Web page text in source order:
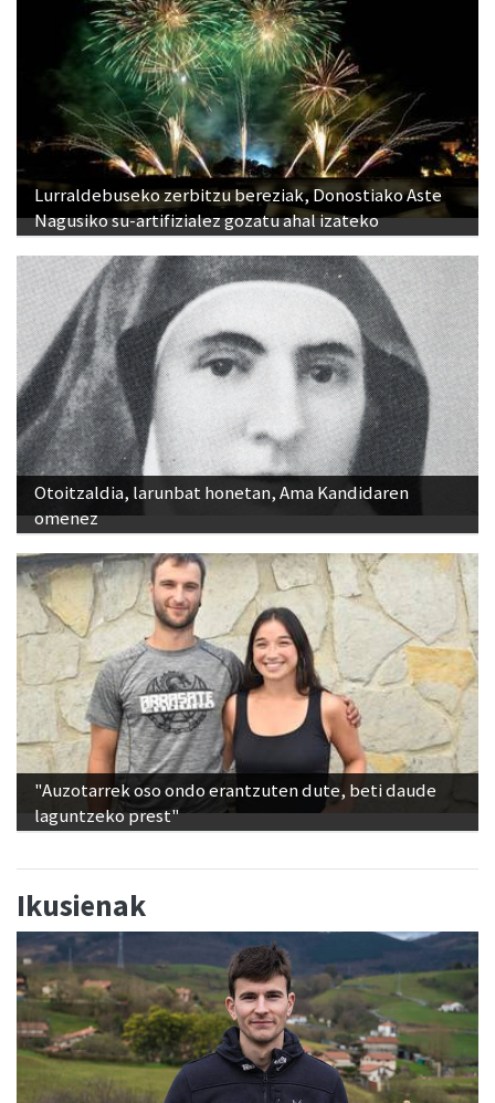
Lurraldebuseko zerbitzu bereziak, Donostiako Aste
Nagusiko su-artifizialez gozatu ahal izateko
Otoitzaldia, larunbat honetan, Ama Kandidaren
omenez
"Auzotarrek oso ondo erantzuten dute, beti daude
laguntzeko prest"
Ikusienak